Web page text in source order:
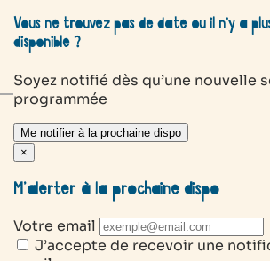
Vous ne trouvez pas de date ou il n’y a
disponible ?
Soyez notifié dès qu’une nouvelle
programmée
Me notifier à la prochaine dispo
×
M’alerter à la prochaine dispo
Votre email
J’accepte de recevoir une